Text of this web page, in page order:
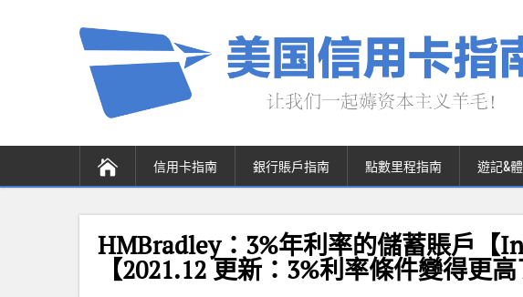
信用卡指南 銀行賬戶指南 點數里程指南 遊記&
HMBradley：3%年利率的儲蓄賬戶【
【2021.12 更新：3%利率條件變得更高